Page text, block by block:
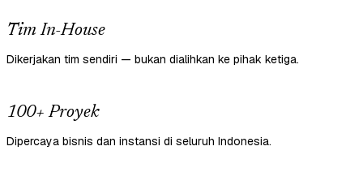
Tim In-House
Dikerjakan tim sendiri — bukan dialihkan ke pihak ketiga.
100+ Proyek
Dipercaya bisnis dan instansi di seluruh Indonesia.